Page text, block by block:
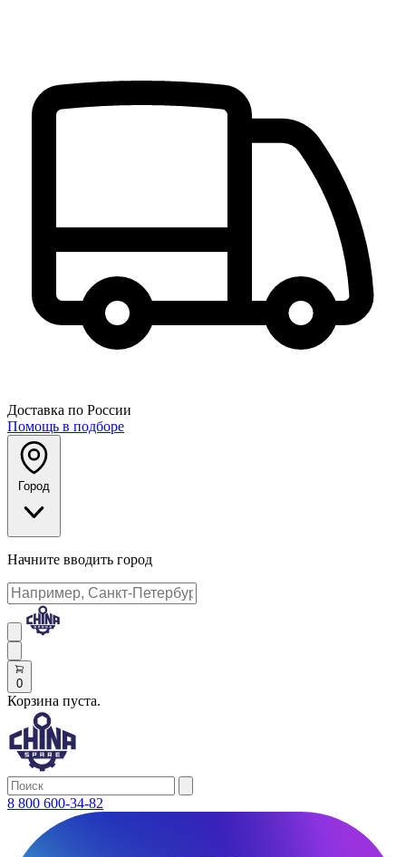
Доставка по России
Помощь в подборе
Город
Начните вводить город
0
Корзина пуста.
8 800 600-34-82